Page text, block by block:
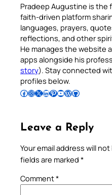
Pradeep Augustine is the
faith-driven platform
languages, prayers,
reflections, and other
He manages the website
apps alongside his
story). Stay connected
profiles below.
Follow Pradeep on Facebook Follow Pradeep on InstagramFollow Pradeep on X Follow Pradeep on LinkedIn Follow Pradeep on Pinterest Subscribe to Pradeep’s Youtube Channel Follow Pradeep on WordPress Follow Pradeep on GitHub
Leave a Reply
Your email address will
fields are marked *
Comment*